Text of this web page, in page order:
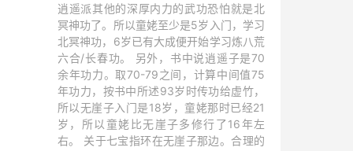
逍遥派其他的深厚内力的武功恐怕就是北
冥神功了。所以童姥至少是5岁入门，学习
北冥神功，6岁已有大成便开始学习炼八荒
六合/长春功。 另外，书中说逍遥子是70
余年功力。取70-79之间，计算中间值75
年功力，按书中所述93岁时传功给虚竹，
所以无崖子入门是18岁，童姥那时已经21
岁，所以童姥比无崖子多修行了16年左
右。 关于七宝指环在无崖子那边。合理的